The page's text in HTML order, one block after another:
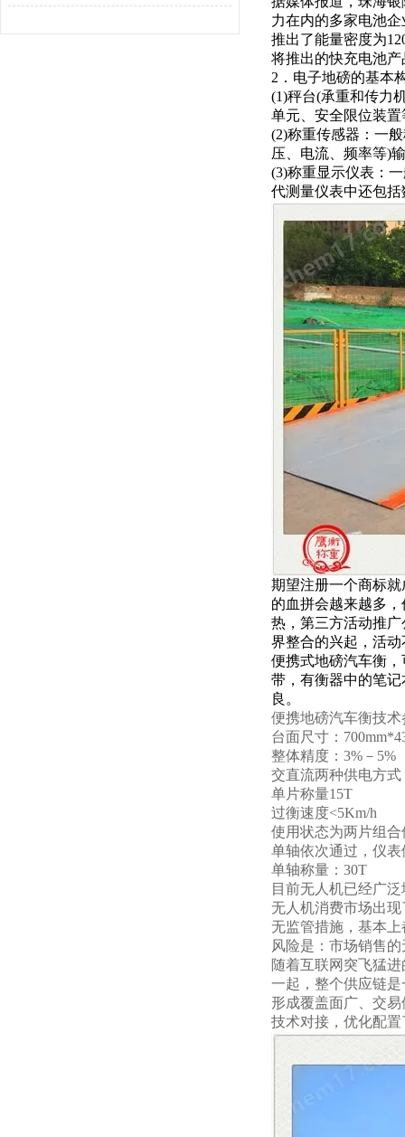
力在内的多家电池
推出了能量密度为
将推出的快充电池
2．电子地磅的基本
(1)秤台(承重和传力
单元、安全限位装
(2)称重传感器： 一
压、电流、频率等)
(3)称重显示仪表：
代测量仪表中还包
期望注册一个商标
的血拼会越来越多
热，第三方活动推
界整合的兴起，活
便携式地磅汽车衡
带，有衡器中的笔
良。
便携地磅汽车衡技术
台面尺寸：
整体精度： 3%－5%
交直流两种供电方式
单片称量15T
过衡速度<5Km/h
使用状态为两片组
单轴依次通过，仪
单轴称量： 30T
目前无人机已经广
无人机消费市场出
无监管措施，基本
风险是：市场销售
随着互联网突飞猛
一起，整个供应链
形成覆盖面广、交
技术对接，优化配